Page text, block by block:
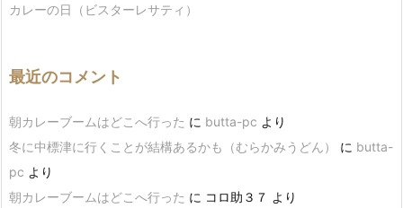
カレーの日（ビスターレサティ）
最近のコメント
朝カレーブームはどこへ行った に butta-pc より
冬に中標津に行くことが結構あるかも（むらかみうどん）
に butta-
pc より
朝カレーブームはどこへ行った に コロ助３７ より